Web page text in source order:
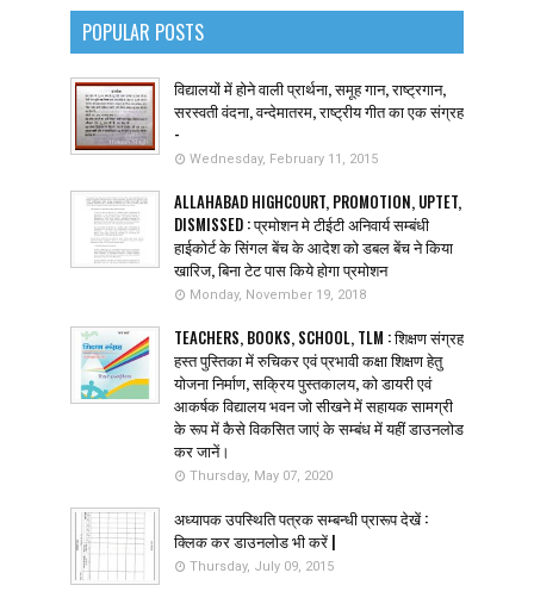
POPULAR POSTS
विद्यालयों में होने वाली प्रार्थना, समूह गान, राष्ट्रगान,
सरस्वती वंदना, वन्देमातरम, राष्ट्रीय गीत का एक संग्रह
-
Wednesday, February 11, 2015
ALLAHABAD HIGHCOURT, PROMOTION, UPTET,
DISMISSED : प्रमोशन मे टीईटी अनिवार्य सम्बंधी
हाईकोर्ट के सिंगल बेंच के आदेश को डबल बेंच ने किया
खारिज, बिना टेट पास किये होगा प्रमोशन
Monday, November 19, 2018
TEACHERS, BOOKS, SCHOOL, TLM : शिक्षण संग्रह
हस्त पुस्तिका में रुचिकर एवं प्रभावी कक्षा शिक्षण हेतु
योजना निर्माण, सक्रिय पुस्तकालय, को डायरी एवं
आकर्षक विद्यालय भवन जो सीखने में सहायक सामग्री
के रूप में कैसे विकसित जाएं के सम्बंध में यहीं डाउनलोड
कर जानें।
Thursday, May 07, 2020
अध्यापक उपस्थिति पत्रक सम्बन्धी प्रारूप देखें :
क्लिक कर डाउनलोड भी करें |
Thursday, July 09, 2015